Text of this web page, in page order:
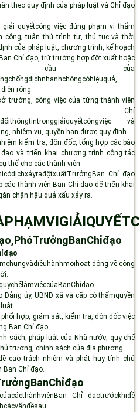
theo quy định của pháp luật và Chỉ đạo
quyếtcông việc đúng phạm vi thẩm
công; tuân thủ trình tự, thủ tục và thời
của pháp luật, chương trình, kế hoạch
Chỉ đạo, trừ trường hợp đột xuất hoặc
cầu của
rộng.
trường, công việc của từng thành viên
Chỉ
và
nhiệm vụ, quyền hạn được quy định.
kiểm tra, đôn đốc, tổng hợp các báo
và triển khai chương trình công tác
thể cho các thành viên.
Trưởng Ban Chỉ đạo
các thành viên Ban Chỉ đạo để triển khai
chặn hậu quả xấu xảy ra.
đạo
đạo
động về công
đạo.
ủy, UBND xã và cấp có thẩmquyền
hợp, giám sát, kiểm tra, đôn đốc việc
Ban Chỉ đạo.
sách, pháp luật của Nhà nước, quy chế
trương, chính sách của địa phương.
cao trách nhiệm và phát huy tính chủ
Ban Chỉ đạo.
BanChỉđạo
Chỉ đạotrướckhiđề